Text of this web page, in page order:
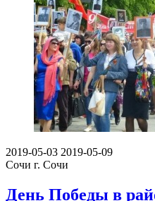
2019-05-03 2019-05-09
Сочи г. Сочи
День Победы в